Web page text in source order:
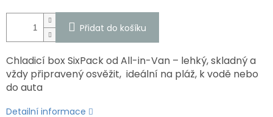
Přidat do košíku
Chladicí box SixPack od All-in-Van – lehký, skladný a
vždy připravený osvěžit, ideální na pláž, k vodě nebo
do auta
Detailní informace